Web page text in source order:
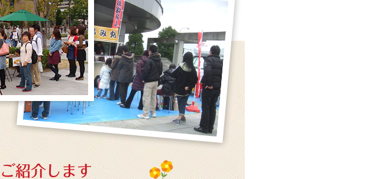
ご紹介します